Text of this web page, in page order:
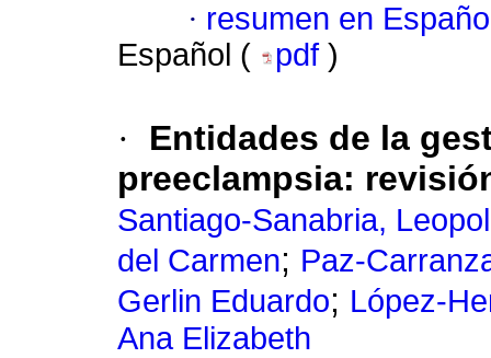
· resumen en
Español (
pdf )
·
Entidades de la
preeclampsia:
Santiago-Sanabria,
del Carmen; Paz-
Gerlin Eduardo; López-
Ana Elizabeth